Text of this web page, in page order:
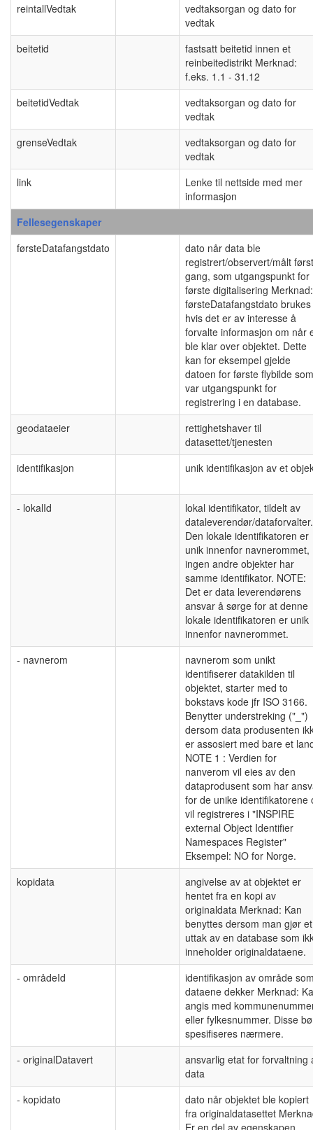
reintallVedtak
vedtaksorgan og dato for
vedtak
beitetid
fastsatt beitetid innen et
reinbeitedistrikt Merknad:
f.eks. 1.1 - 31.12
beitetidVedtak
vedtaksorgan og dato for
vedtak
grenseVedtak
vedtaksorgan og dato for
vedtak
link
Lenke til nettside med mer
informasjon
Fellesegenskaper
førsteDatafangstdato
dato når data ble
registrert/observert/målt
gang, som utgangspunkt for
første digitalisering Merknad:
førsteDatafangstdato brukes
hvis det er av interesse å
forvalte informasjon om når
ble klar over objektet. Dette
kan for eksempel gjelde
datoen for første flybilde som
var utgangspunkt for
registrering i en database.
geodataeier
rettighetshaver til
datasettet/tjenesten
identifikasjon
unik identifikasjon av et
- lokalId
lokal identifikator, tildelt av
dataleverendør/dataforvalter.
Den lokale identifikatoren er
unik innenfor navnerommet,
ingen andre objekter har
samme identifikator. NOTE:
Det er data leverendørens
ansvar å sørge for at denne
lokale identifikatoren er unik
innenfor navnerommet.
- navnerom
navnerom som unikt
identifiserer datakilden til
objektet, starter med to
bokstavs kode jfr ISO 3166.
Benytter understreking ("_")
dersom data produsenten
er assosiert med bare et
NOTE 1 : Verdien for
nanverom vil eies av den
dataprodusent som har
for de unike identifikatorene
vil registreres i "INSPIRE
external Object Identifier
Namespaces Register"
Eksempel: NO for Norge.
kopidata
angivelse av at objektet er
hentet fra en kopi av
originaldata Merknad: Kan
benyttes dersom man gjør et
uttak av en database som
inneholder originaldataene.
- områdeId
identifikasjon av område
dataene dekker Merknad:
angis med
eller fylkesnummer. Disse
spesifiseres nærmere.
- originalDatavert
ansvarlig etat for forvaltning
data
- kopidato
dato når objektet ble kopiert
fra originaldatasettet
Er en del av egenskapen